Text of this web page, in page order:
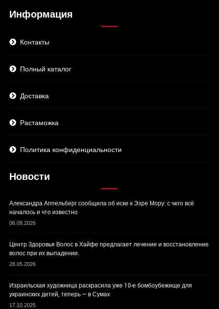
Информация
Контакты
Полный каталог
Доставка
Растаможка
Политика конфиденциальности
Новости
Александра Аппельберг сообщила об иске к Эзре Мору: с чего всё
началось и что известно
06.08.2026
Центр Здоровья Волос в Хайфе предлагает лечение и восстановление
волос при их выпадении.
28.05.2026
Израильская художница раскрасила уже 10-е бомбоубежище для
украинских детей, теперь — в Сумах
17.10.2025